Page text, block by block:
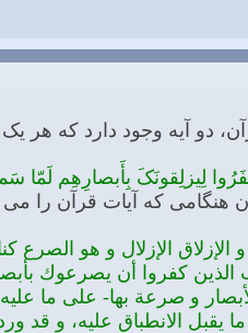
دو آیه وجود دارد که
لِیزلِقونَکَ بِأَبصارِهِم لَمّا
که آیات قرآن را می
الإزلاق الإزلال و هو الصرع
الذين كفروا أن يصرعوك
و صرعة بها- على ما
يقبل الانطباق عليه، و قد